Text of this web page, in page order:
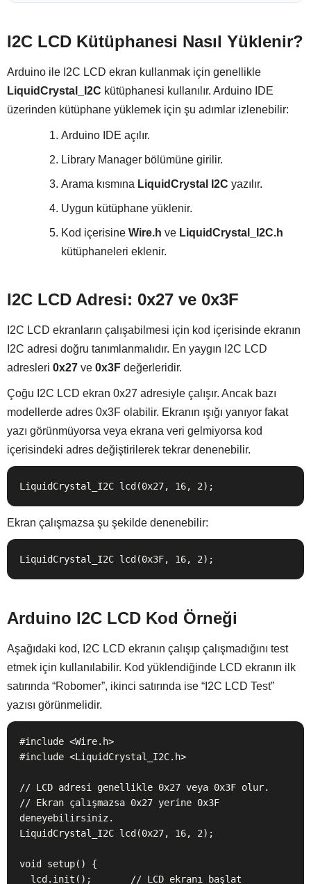
I2C LCD Kütüphanesi Nasıl Yüklenir?
Arduino ile I2C LCD ekran kullanmak için genellikle
LiquidCrystal_I2C kütüphanesi kullanılır. Arduino IDE
üzerinden kütüphane yüklemek için şu adımlar izlenebilir:
Arduino IDE açılır.
Library Manager bölümüne girilir.
Arama kısmına LiquidCrystal I2C yazılır.
Uygun kütüphane yüklenir.
Kod içerisine Wire.h ve LiquidCrystal_I2C.h
kütüphaneleri eklenir.
I2C LCD Adresi: 0x27 ve 0x3F
I2C LCD ekranların çalışabilmesi için kod içerisinde ekranın
I2C adresi doğru tanımlanmalıdır. En yaygın I2C LCD
adresleri 0x27 ve 0x3F değerleridir.
Çoğu I2C LCD ekran 0x27 adresiyle çalışır. Ancak bazı
modellerde adres 0x3F olabilir. Ekranın ışığı yanıyor fakat
yazı görünmüyorsa veya ekrana veri gelmiyorsa kod
içerisindeki adres değiştirilerek tekrar denenebilir.
LiquidCrystal_I2C lcd(0x27, 16, 2);
Ekran çalışmazsa şu şekilde denenebilir:
LiquidCrystal_I2C lcd(0x3F, 16, 2);
Arduino I2C LCD Kod Örneği
Aşağıdaki kod, I2C LCD ekranın çalışıp çalışmadığını test
etmek için kullanılabilir. Kod yüklendiğinde LCD ekranın ilk
satırında “Robomer”, ikinci satırında ise “I2C LCD Test”
yazısı görünmelidir.
#include <Wire.h>
#include <LiquidCrystal_I2C.h>
// LCD adresi genellikle 0x27 veya 0x3F olur.
// Ekran çalışmazsa 0x27 yerine 0x3F
deneyebilirsiniz.
LiquidCrystal_I2C lcd(0x27, 16, 2);
void setup() {